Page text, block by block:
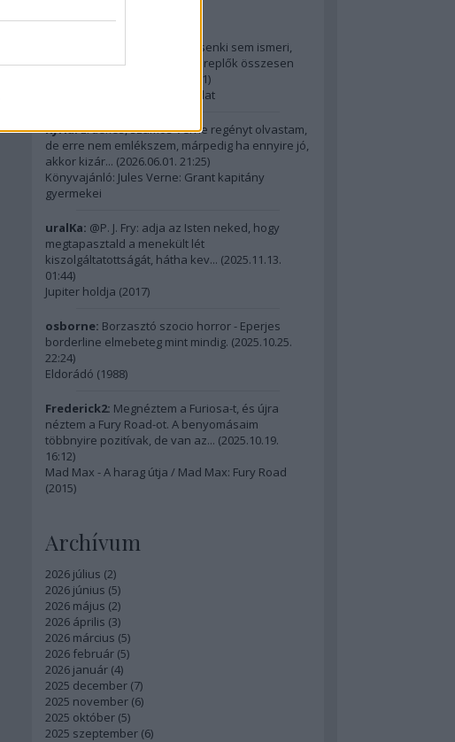
Friss topikok
@Alick: Az Őslakót kb. senki sem ismeri,
pedig hatalmas film, az itt szereplők összesen
2026.06.01. 21:31)
A 15 legnagyobb filmes fordulat
Kyria:Érdekes, számos Verne regényt olvastam,
de erre nem emlékszem, márpedig ha ennyire jó,
akkor kizár... (2026.06.01. 21:25)
Könyvajánló: Jules Verne: Grant kapitány
gyermekei
uralKa: @P. J. Fry: adja az Isten neked, hogy
megtapasztald a menekült lét
kiszolgáltatottságát, hátha kev... (2025.11.13.
01:44)
Jupiter holdja (2017)
osborne: Borzasztó szocio horror - Eperjes
borderline elmebeteg mint mindig. (2025.10.25.
22:24)
Eldorádó (1988)
Frederick2: Megnéztem a Furiosa-t, és újra
néztem a Fury Road-ot. A benyomásaim
többnyire pozitívak, de van az... (2025.10.19.
16:12)
Mad Max - A harag útja / Mad Max: Fury Road
(2015)
Archívum
2026 július (2)
2026 június (5)
2026 május (2)
2026 április (3)
2026 március (5)
2026 február (5)
2026 január (4)
2025 december (7)
2025 november (6)
2025 október (5)
2025 szeptember (6)